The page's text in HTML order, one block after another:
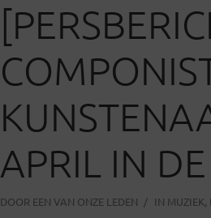
APRIL IN
DOOR EEN VAN ONZE LEDEN IN MUZIEK,